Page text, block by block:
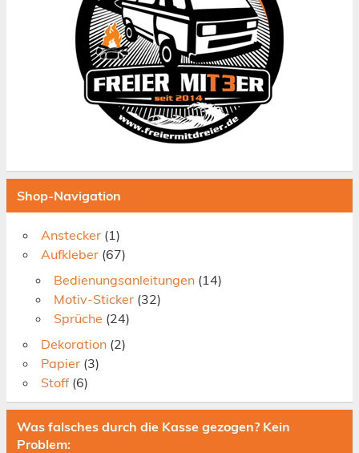
Shop-Navigation
Anstecker (1)
Aufkleber (67)
Bedienungsanleitungen (14)
Motiv-Sticker (32)
Sprüche (24)
Dekoration (2)
Papier (3)
Stoff (6)
Was falsches durch die Kasse gezogen? Kein
Problem: